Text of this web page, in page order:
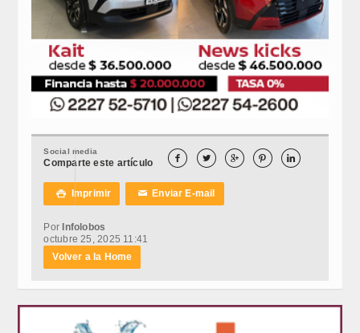
Social media
Comparte este artículo     
 Imprimir ✉Enviar E-mail
Por Infolobos
octubre 25, 2025 11:41
Volver a la Home